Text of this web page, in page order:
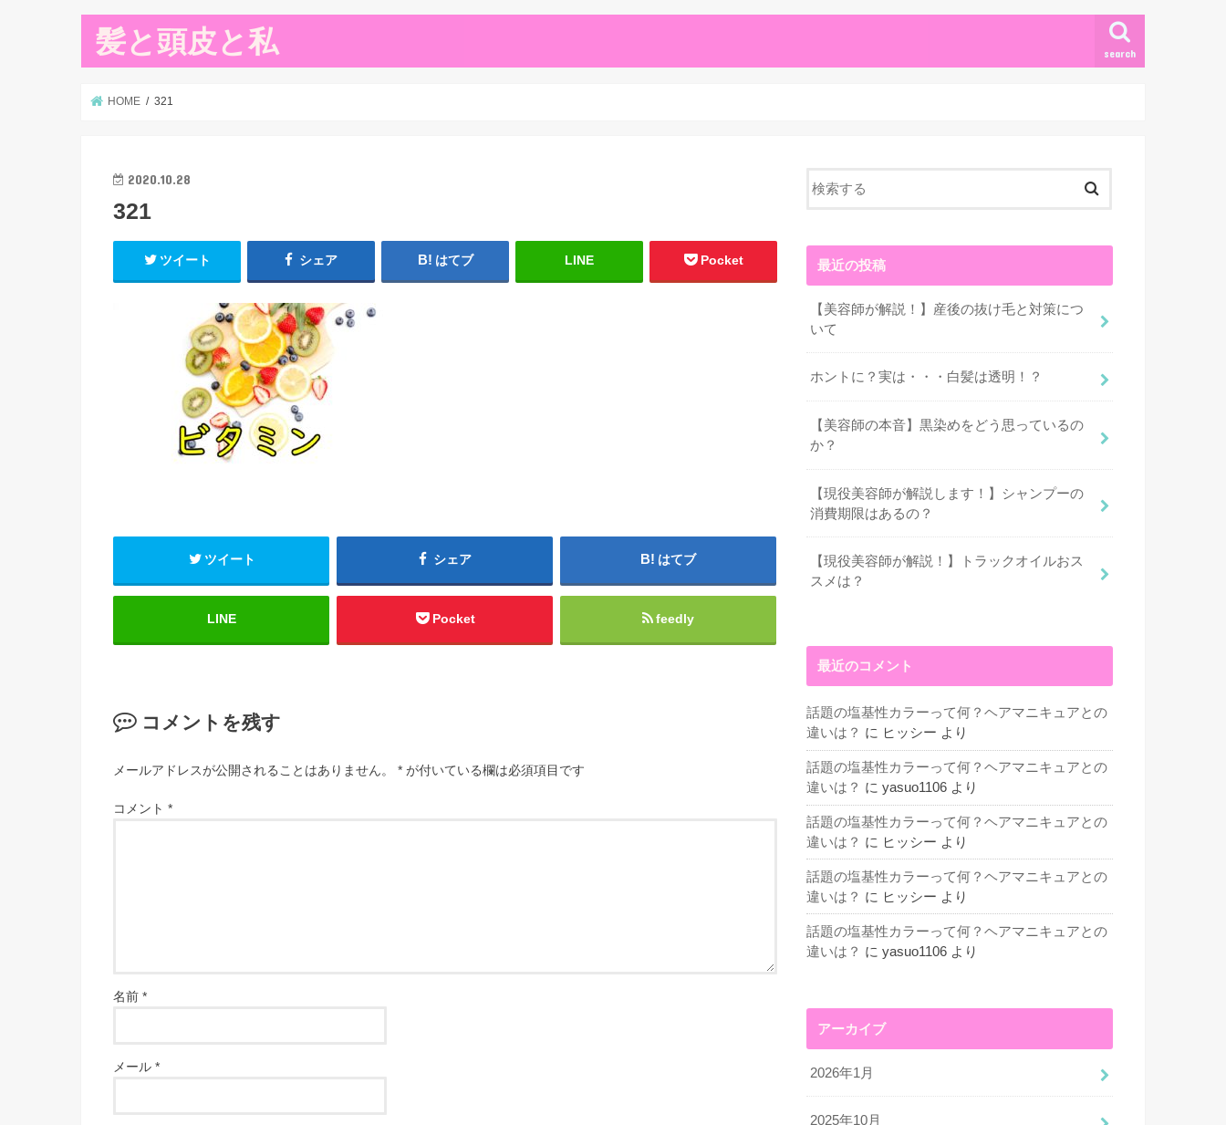
髪と頭皮と私 search
HOME 321
2020.10.28
321
ツイート シェア はてブ LINE Pocket
ツイート シェア はてブ
LINE Pocket feedly
コメントを残す
メールアドレスが公開されることはありません。 * が付いている欄は必須項目です
コメント *
名前 *
メール *
最近の投稿
【美容師が解説！】産後の抜け毛と対策につ
いて
ホントに？実は・・・白髪は透明！？
【美容師の本音】黒染めをどう思っているの
か？
【現役美容師が解説します！】シャンプーの
消費期限はあるの？
【現役美容師が解説！】トラックオイルおス
スメは？
最近のコメント
話題の塩基性カラーって何？ヘアマニキュアとの
違いは？ に ヒッシー より
話題の塩基性カラーって何？ヘアマニキュアとの
違いは？ に yasuo1106 より
話題の塩基性カラーって何？ヘアマニキュアとの
違いは？ に ヒッシー より
話題の塩基性カラーって何？ヘアマニキュアとの
違いは？ に ヒッシー より
話題の塩基性カラーって何？ヘアマニキュアとの
違いは？ に yasuo1106 より
アーカイブ
2026年1月
2025年10月